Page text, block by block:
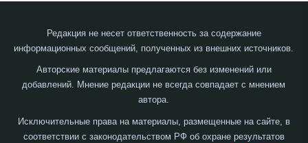
Редакция не несет ответственность за содержание
информационных сообщений, полученных из внешних источников.
Авторские материалы предлагаются без изменений или
добавлений. Мнение редакции не всегда совпадает с мнением
автора.
Исключительные права на материалы, размещенные на сайте, в
соответствии с законодательством РФ об охране результатов